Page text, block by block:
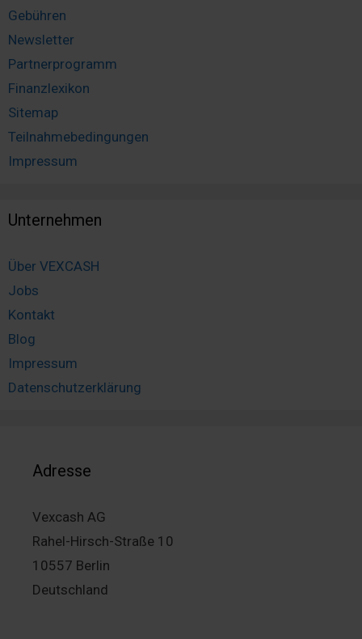
Gebühren
Newsletter
Partnerprogramm
Finanzlexikon
Sitemap
Teilnahmebedingungen
Impressum
Unternehmen
Über VEXCASH
Jobs
Kontakt
Blog
Impressum
Datenschutzerklärung
Adresse
Vexcash AG
Rahel-Hirsch-Straße 10
10557 Berlin
Deutschland